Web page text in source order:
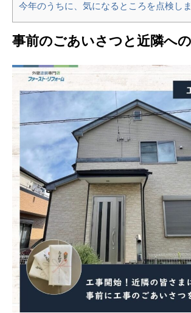
今年のうちに、気になるところを点検し
事前のごあいさつと近隣へ